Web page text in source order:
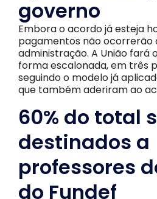
governo
Embora o acordo já esteja
pagamentos não ocorrerão
administração. A União fará
forma escalonada, em três
seguindo o modelo já
que também aderiram ao
60% do total
destinados a
professores
do Fundef